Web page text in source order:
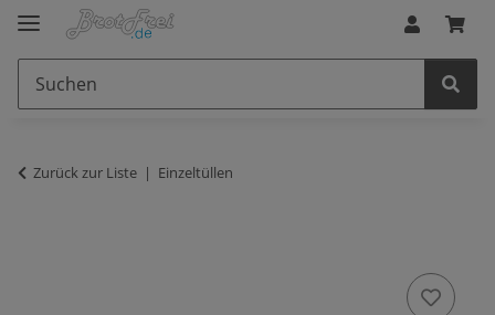
Zurück zur Liste Einzeltüllen